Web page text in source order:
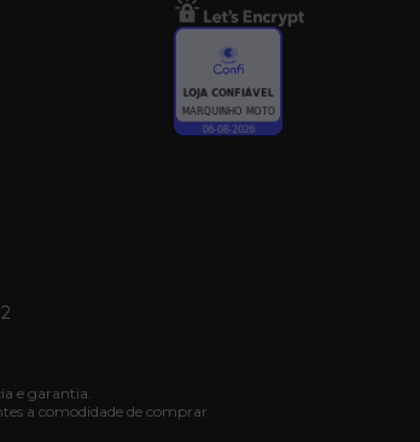
e garantia.
a comodidade de comprar